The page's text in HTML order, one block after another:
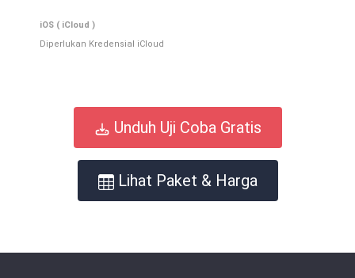
iOS ( iCloud )
Diperlukan Kredensial iCloud
Unduh Uji Coba Gratis
Lihat Paket & Harga